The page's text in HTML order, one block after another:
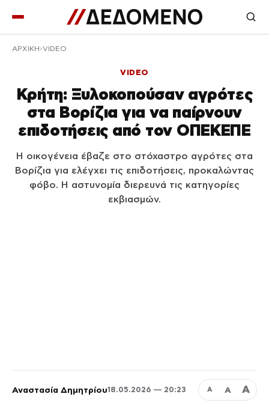
ΑΡΧΙΚΉ VIDEO
VIDEO
Κρήτη: Ξυλοκοπούσαν αγρότες
στα Βορίζια για να παίρνουν
επιδοτήσεις από τον ΟΠΕΚΕΠΕ
Η οικογένεια έβαζε στο στόχαστρο αγρότες στα
Βορίζια για ελέγχει τις επιδοτήσεις, προκαλώντας
φόβο. Η αστυνομία διερευνά τις κατηγορίες
εκβιασμών.
Αναστασία Δημητρίου18.05.2026 — 20:23 Α Α Α